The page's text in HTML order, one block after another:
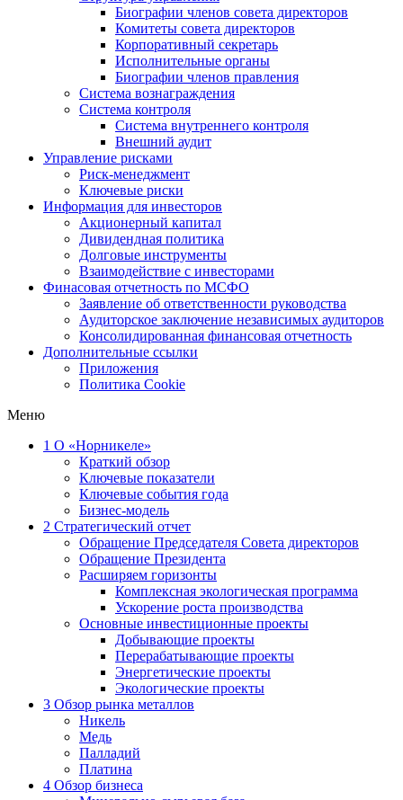
Биографии членов совета директоров
Комитеты совета директоров
Корпоративный секретарь
Исполнительные органы
Биографии членов правления
Система вознаграждения
Система контроля
Система внутреннего контроля
Внешний аудит
Управление рисками
Риск-менеджмент
Ключевые риски
Информация для инвесторов
Акционерный капитал
Дивидендная политика
Долговые инструменты
Взаимодействие с инвеcторами
Финасовая отчетность по МСФО
Заявление об ответственности руководства
Аудиторское заключение независимых аудиторов
Консолидированная финансовая отчетность
Дополнительные ссылки
Приложения
Политика Cookie
Меню
1 О «Норникеле»
Краткий обзор
Ключевые показатели
Ключевые события года
Бизнес-модель
2 Стратегический отчет
Обращение Председателя Совета директоров
Обращение Президента
Расширяем горизонты
Комплексная экологическая программа
Ускорение роста производства
Основные инвестиционные проекты
Добывающие проекты
Перерабатывающие проекты
Энергетические проекты
Экологические проекты
3 Обзор рынка металлов
Никель
Медь
Палладий
Платина
4 Обзор бизнеса